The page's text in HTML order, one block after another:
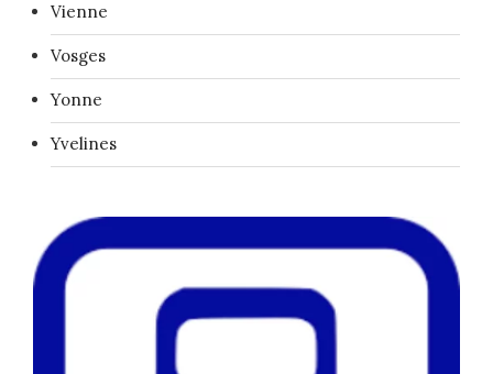
Vienne
Vosges
Yonne
Yvelines